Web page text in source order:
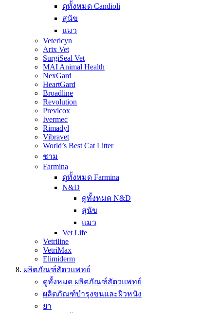
ดูทั้งหมด Candioli
สุนัข
แมว
Vetericyn
Arix Vet
SurgiSeal Vet
MAI Animal Health
NexGard
HeartGard
Broadline
Revolution
Previcox
Ivermec
Rimadyl
Vibravet
World’s Best Cat Litter
ชาม
Farmina
ดูทั้งหมด Farmina
N&D
ดูทั้งหมด N&D
สุนัข
แมว
Vet Life
Vetriline
VetriMax
Elimiderm
ผลิตภัณฑ์สัตวแพทย์
ดูทั้งหมด ผลิตภัณฑ์สัตวแพทย์
ผลิตภัณฑ์บำรุงขนและผิวหนัง
ยา